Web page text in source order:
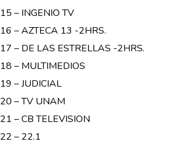
15 – INGENIO TV
16 – AZTECA 13 -2HRS.
17 – DE LAS ESTRELLAS -2HRS.
18 – MULTIMEDIOS
19 – JUDICIAL
20 – TV UNAM
21 – CB TELEVISION
22 – 22.1